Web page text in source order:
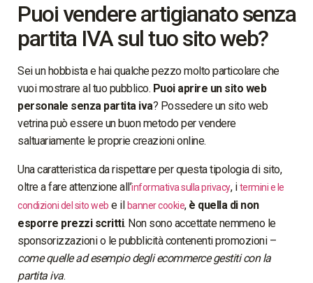
Puoi vendere artigianato senza
partita IVA sul tuo sito web?
Sei un hobbista e hai qualche pezzo molto particolare che
vuoi mostrare al tuo pubblico. Puoi aprire un sito web
personale senza partita iva? Possedere un sito web
vetrina può essere un buon metodo per vendere
saltuariamente le proprie creazioni online.
Una caratteristica da rispettare per questa tipologia di sito,
oltre a fare attenzione all’informativa sulla privacy, itermini e le
condizioni del sito web e il banner cookie, è quella di non
esporre prezzi scritti. Non sono accettate nemmeno le
sponsorizzazioni o le pubblicità contenenti promozioni –
come quelle ad esempio degli ecommerce gestiti con la
partita iva.